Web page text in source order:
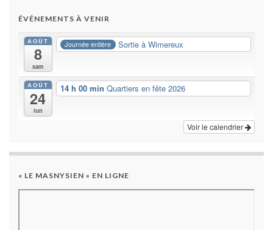
ÉVÉNEMENTS À VENIR
AOÛT
8
sam
Journée entière Sortie à Wimereux
AOÛT
24
lun
14 h 00 min Quartiers en fête 2026
Voir le calendrier
« LE MASNYSIEN » EN LIGNE